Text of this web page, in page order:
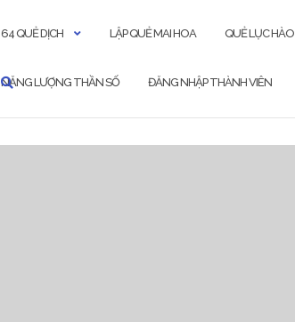
64 QUẺ DỊCH LẬP QUẺ MAI HOA QUẺ LỤC HÀO
NĂNG LƯỢNG THẦN SỐ ĐĂNG NHẬP THÀNH VIÊN